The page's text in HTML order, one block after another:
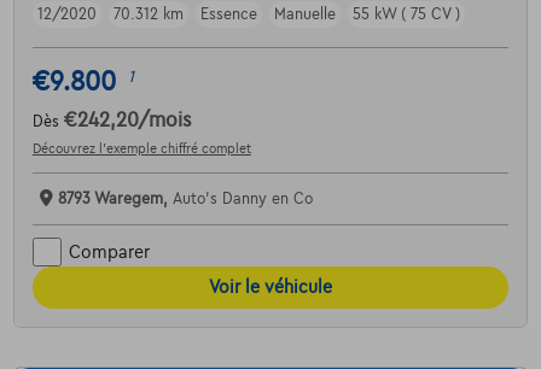
12/2020
70.312 km Essence Manuelle 55 kW ( 75 CV )
€9.800 1
Dès €242,20/mois
Découvrez l’exemple chiffré complet
8793 Waregem, Auto's Danny en Co
Comparer
Voir le véhicule